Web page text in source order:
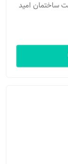
ساختمان امید